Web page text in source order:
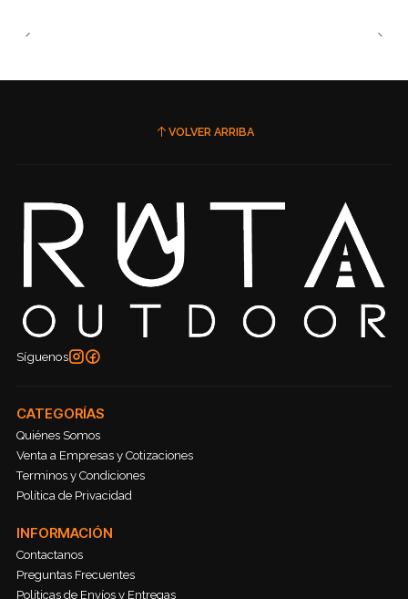
VOLVER ARRIBA
Síguenos
CATEGORÍAS
Quiénes Somos
Venta a Empresas y Cotizaciones
Terminos y Condiciones
Política de Privacidad
INFORMACIÓN
Contactanos
Preguntas Frecuentes
Políticas de Envíos y Entregas